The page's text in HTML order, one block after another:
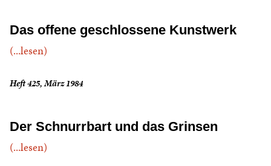
Das offene geschlossene Kunstwerk
(...lesen)
Heft 425, März 1984
Der Schnurrbart und das Grinsen
(...lesen)